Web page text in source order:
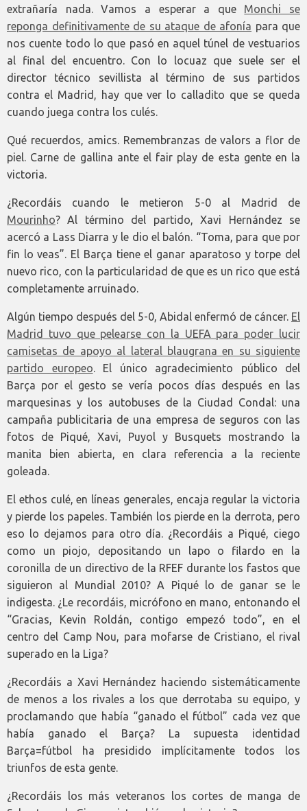
extrañaría nada. Vamos a esperar a que Monchi se
reponga definitivamente de su ataque de afonía para que
nos cuente todo lo que pasó en aquel túnel de vestuarios
al final del encuentro. Con lo locuaz que suele ser el
director técnico sevillista al término de sus partidos
contra el Madrid, hay que ver lo calladito que se queda
cuando juega contra los culés.
Qué recuerdos, amics. Remembranzas de valors a flor de
piel. Carne de gallina ante el fair play de esta gente en la
victoria.
¿Recordáis cuando le metieron 5-0 al Madrid de
Mourinho? Al término del partido, Xavi Hernández se
acercó a Lass Diarra y le dio el balón. “Toma, para que por
fin lo veas”. El Barça tiene el ganar aparatoso y torpe del
nuevo rico, con la particularidad de que es un rico que está
completamente arruinado.
Algún tiempo después del 5-0, Abidal enfermó de cáncer. El
Madrid tuvo que pelearse con la UEFA para poder lucir
camisetas de apoyo al lateral blaugrana en su siguiente
partido europeo . El único agradecimiento público del
Barça por el gesto se vería pocos días después en las
marquesinas y los autobuses de la Ciudad Condal: una
campaña publicitaria de una empresa de seguros con las
fotos de Piqué, Xavi, Puyol y Busquets mostrando la
manita bien abierta, en clara referencia a la reciente
goleada.
El ethos culé, en líneas generales, encaja regular la victoria
y pierde los papeles. También los pierde en la derrota, pero
eso lo dejamos para otro día. ¿Recordáis a Piqué, ciego
como un piojo, depositando un lapo o filardo en la
coronilla de un directivo de la RFEF durante los fastos que
siguieron al Mundial 2010? A Piqué lo de ganar se le
indigesta. ¿Le recordáis, micrófono en mano, entonando el
“Gracias, Kevin Roldán, contigo empezó todo”, en el
centro del Camp Nou, para mofarse de Cristiano, el rival
superado en la Liga?
¿Recordáis a Xavi Hernández haciendo sistemáticamente
de menos a los rivales a los que derrotaba su equipo, y
proclamando que había “ganado el fútbol” cada vez que
había ganado el Barça? La supuesta identidad
Barça=fútbol ha presidido implícitamente todos los
triunfos de esta gente.
¿Recordáis los más veteranos los cortes de manga de